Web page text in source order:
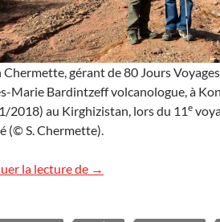
Chermette, gérant de 80 Jours
Marie Bardintzeff volcanologue, à
2018) au Kirghizistan, lors du 11e
(© S. Chermette).
la lecture de Deux voyages
→